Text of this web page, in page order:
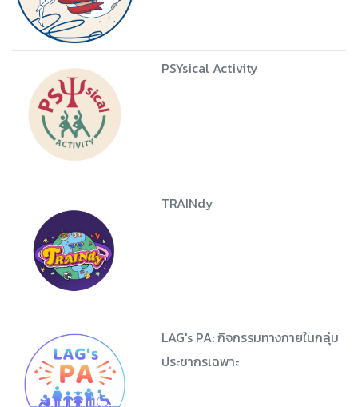
PSYsical Activity
TRAINdy
LAG's PA: กิจกรรมทางกายในกลุ่ม
ประชากรเฉพาะ